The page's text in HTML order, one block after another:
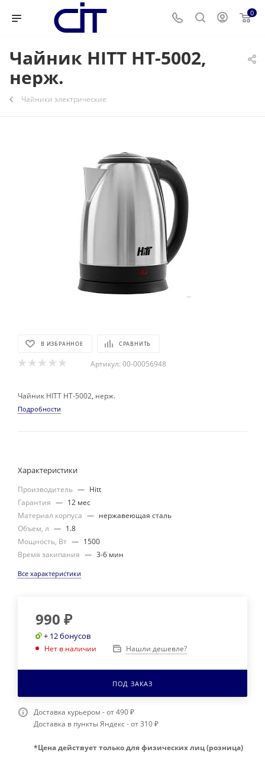
0
Чайник HITT HT-5002,
нерж.
Чайники электрические
В ИЗБРАННОЕ СРАВНИТЬ
Артикул: 00-00056948
Чайник HITT HT-5002, нерж.
Подробности
Характеристики
Производитель — Hitt
Гарантия — 12 мес
Материал корпуса — нержавеющая сталь
Объем, л — 1.8
Мощность, Вт — 1500
Время закипания — 3-6 мин
Все характеристики
990 ₽
+ 12 бонусов
Нет в наличии Нашли дешевле?
ПОД ЗАКАЗ
Доставка курьером - от 490 ₽
Доставка в пункты Яндекс - от 310 ₽
*Цена действует только для физических лиц (розница)